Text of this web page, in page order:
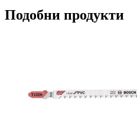
Подобни продукти